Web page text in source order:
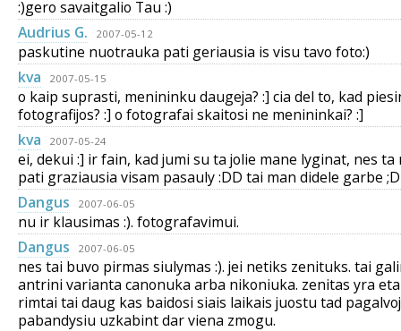
:)gero savaitgalio Tau :)
Audrius G.
2007-05-12
paskutine nuotrauka pati geriausia is visu tavo foto:)
kva
2007-05-15
o kaip suprasti, menininku daugeja? :] cia del to, kad
fotografijos? :] o fotografai skaitosi ne menininkai? :]
kva
2007-05-24
ei, dekui :] ir fain, kad jumi su ta jolie mane lyginat, nes ta
pati graziausia visam pasauly :DD tai man didele garbe ;D
Dangus
2007-06-05
nu ir klausimas :). fotografavimui.
Dangus
2007-06-05
nes tai buvo pirmas siulymas :). jei netiks zenituks. tai
antrini varianta canonuka arba nikoniuka. zenitas yra
rimtai tai daug kas baidosi siais laikais juostu tad
pabandysiu uzkabint dar viena zmogu.